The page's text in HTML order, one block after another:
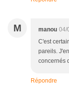
M manou 04/
C'est
pareils.
concernés
Répondre